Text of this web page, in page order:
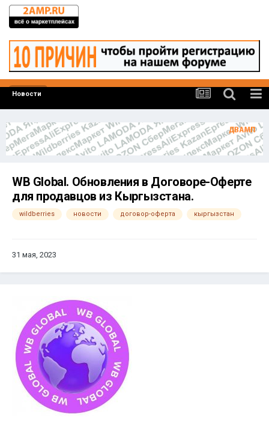
Новости
WB Global. Обновления в Договоре-Оферте
для продавцов из Кыргызстана.
wildberries новости договор-оферта кыргызстан
31 мая, 2023